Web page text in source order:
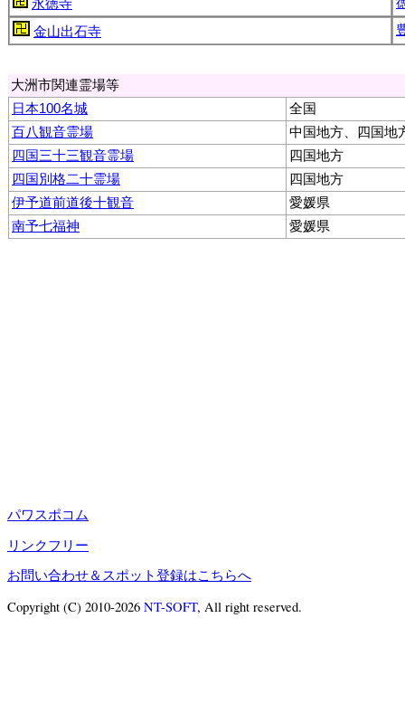
永徳寺
金山出石寺
大洲市関連霊場等
日本100名城
全国
百八観音霊場
中国地方、四国地
四国三十三観音霊場
四国地方
四国別格二十霊場
四国地方
伊予道前道後十観音
愛媛県
南予七福神
愛媛県
パワスポコム
リンクフリー
お問い合わせ＆スポット登録はこちらへ
Copyright (C) 2010-2026 NT-SOFT, All right reserved.